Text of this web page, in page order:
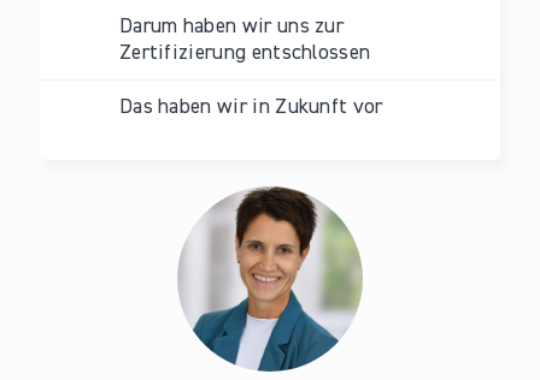
Darum haben wir uns zur
Zertifizierung entschlossen
Das haben wir in Zukunft vor